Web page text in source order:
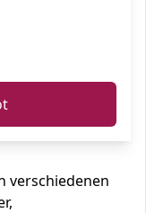
verschiedenen